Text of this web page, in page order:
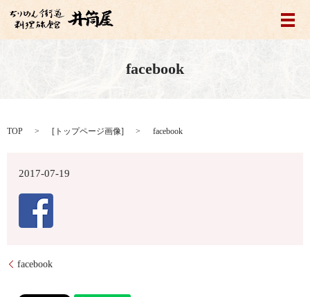
メ
facebook
TOP [ トップページ画像] facebook
2017-07-19
facebook